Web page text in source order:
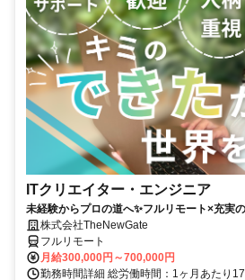
ITクリエイター・エンジニア
未経験からプロの道へ✨フルリモート×充実
株式会社TheNewGate
フルリモート
月給300,000円～700,000円
勤務時間詳細 総労働時間：1ヶ月あたり